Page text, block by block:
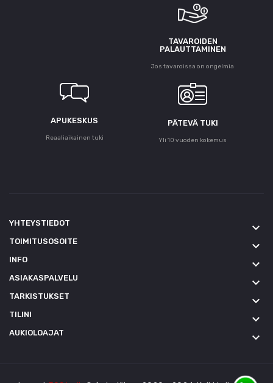
TAVAROIDEN
PALAUTTAMINEN
Jos tavaroissa on ongelmia
APUKESKUS
Reaaliaikainen tuki
PÄTEVÄ TUKI
Yli 10 vuoden kokemus
YHTEYSTIEDOT keyboard_arrow_down
TOIMITUSOSOITE keyboard_arrow_down
INFO keyboard_arrow_down
ASIAKASPALVELU keyboard_arrow_down
TARKISTUKSET keyboard_arrow_down
TILINI keyboard_arrow_down
AUKIOLOAJAT keyboard_arrow_down